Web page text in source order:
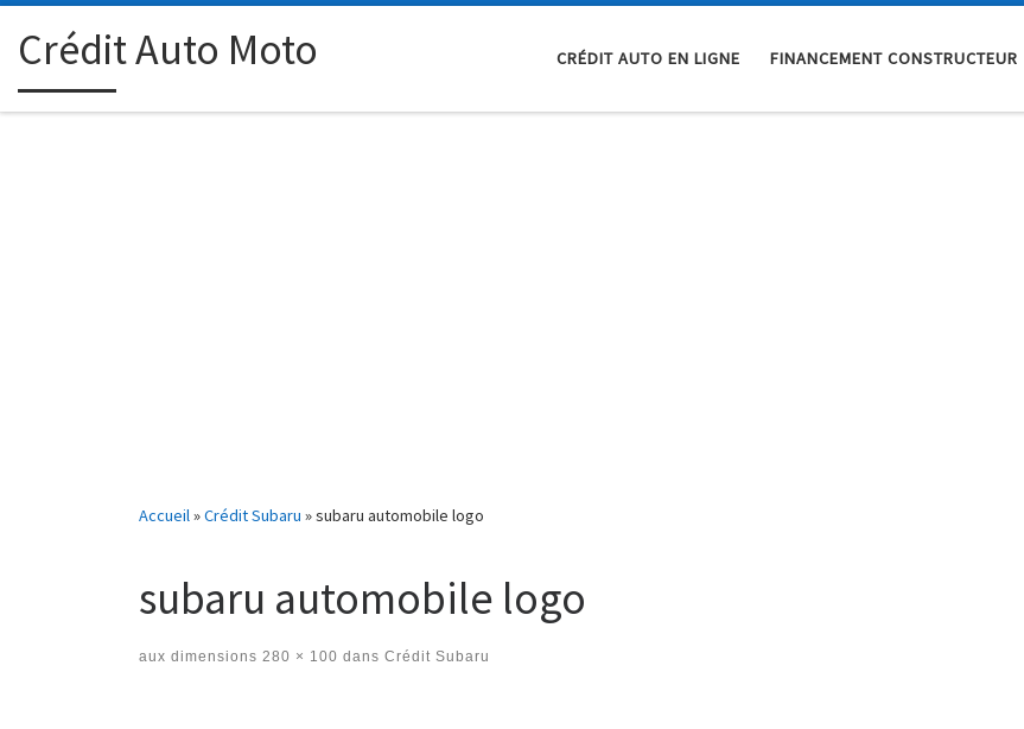
Passer au contenu
Crédit Auto Moto CRÉDIT AUTO EN LIGNE FINANCEMENT CONSTRUCTEUR
Accueil»Crédit Subaru »subaru automobile logo
subaru automobile logo
aux dimensions 280 × 100 dans Crédit Subaru